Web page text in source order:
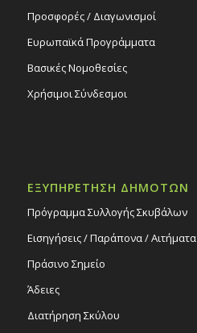
Προσφορές / Διαγωνισμοί
Ευρωπαϊκά Προγράμματα
Βασικές Νομοθεσίες
Χρήσιμοι Σύνδεσμοι
ΕΞΥΠΗΡΕΤΗΣΗ ΔΗΜΟΤΩΝ
Πρόγραμμα Συλλογής Σκυβάλων
Εισηγήσεις / Παράπονα / Αιτήματα
Πράσινο Σημείο
Άδειες
Διατήρηση Σκύλου